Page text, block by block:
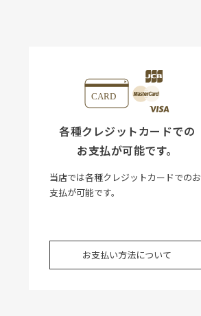
各種クレジットカードでの
お支払が可能です。
当店では各種クレジットカードでのお
支払が可能です。
お支払い方法について